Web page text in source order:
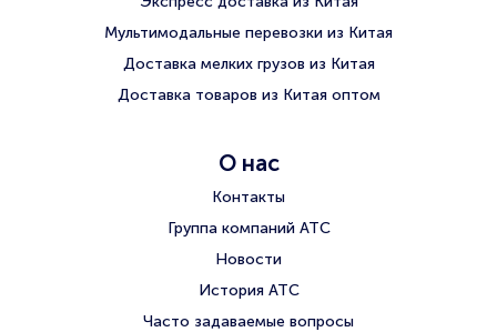
Мультимодальные перевозки из Китая
Доставка мелких грузов из Китая
Доставка товаров из Китая оптом
О нас
Контакты
Группа компаний АТС
Новости
История АТС
Часто задаваемые вопросы